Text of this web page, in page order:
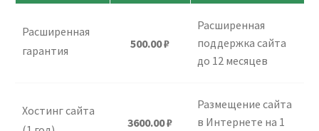
Расширенная
гарантия
500.00₽
Расширенная
поддержка сайта
до 12 месяцев
Хостинг сайта
3600.00₽
Размещение сайта
в Интернете на 1